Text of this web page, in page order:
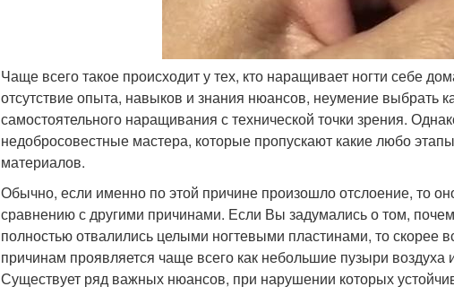
Чаще всего такое происходит у тех, кто наращивает ногти себе
отсутствие опыта, навыков и знания нюансов, неумение выбрать
самостоятельного наращивания с технической точки зрения.
недобросовестные мастера, которые пропускают какие любо
материалов.
Обычно, если именно по этой причине произошло отслоение, то
сравнению с другими причинами. Если Вы задумались о том,
полностью отвалились целыми ногтевыми пластинами, то скорее
причинам проявляется чаще всего как небольшие пузыри
Существует ряд важных нюансов, при нарушении которых